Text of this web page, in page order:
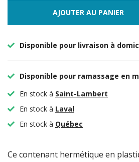
AJOUTER AU PANIER
Disponible pour livraison à
Disponible pour ramassage en
En stock à Saint-Lambert
En stock à Laval
En stock à Québec
Ce contenant hermétique en